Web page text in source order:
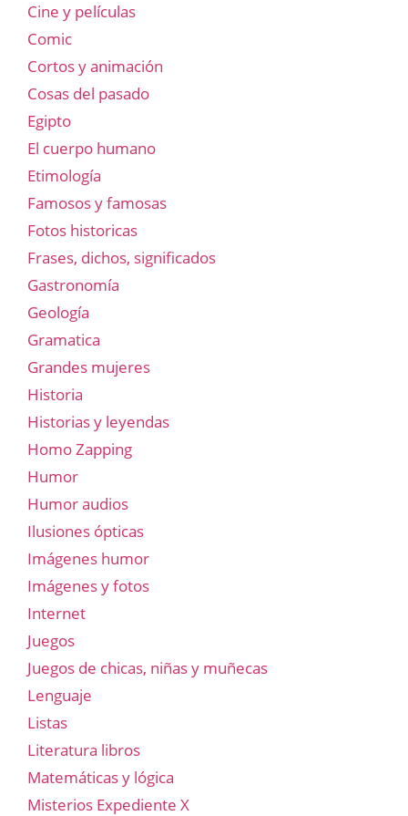
Cine y películas
Comic
Cortos y animación
Cosas del pasado
Egipto
El cuerpo humano
Etimología
Famosos y famosas
Fotos historicas
Frases, dichos, significados
Gastronomía
Geología
Gramatica
Grandes mujeres
Historia
Historias y leyendas
Homo Zapping
Humor
Humor audios
Ilusiones ópticas
Imágenes humor
Imágenes y fotos
Internet
Juegos
Juegos de chicas, niñas y muñecas
Lenguaje
Listas
Literatura libros
Matemáticas y lógica
Misterios Expediente X